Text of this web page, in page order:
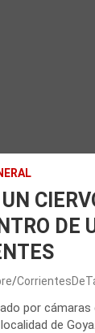
DE
por cámaras
de Goya.